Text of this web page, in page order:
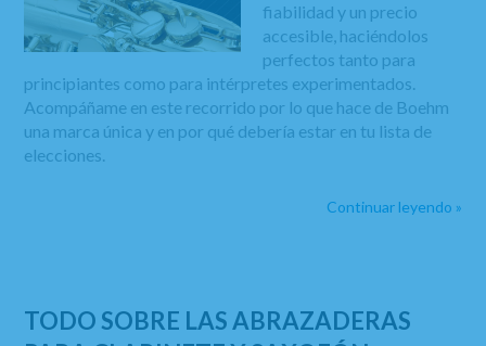
fiabilidad y un precio
accesible, haciéndolos
perfectos tanto para
principiantes como para intérpretes experimentados.
Acompáñame en este recorrido por lo que hace de Boehm
una marca única y en por qué debería estar en tu lista de
elecciones.
Continuar leyendo »
TODO SOBRE LAS ABRAZADERAS